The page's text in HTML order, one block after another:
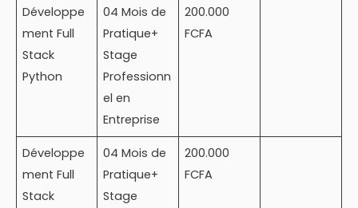
Développe
ment Full
Stack
Python
04 Mois de
Pratique+
Stage
Professionn
el en
Entreprise
200.000
FCFA
Développe
ment Full
Stack
04 Mois de
Pratique+
Stage
200.000
FCFA